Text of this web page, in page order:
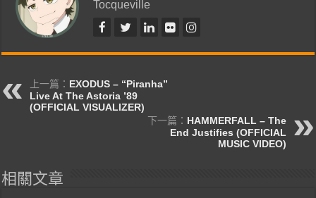
Tocqueville
上一篇： EXODUS – “Piranha”
Live At The Astoria ’89
(OFFICIAL VISUALIZER)
下一篇： HAMMERFALL – The
End Justifies (OFFICIAL
MUSIC VIDEO)
相關文章